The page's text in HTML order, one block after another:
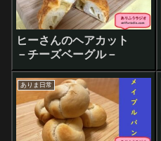
ヒーさんのヘアカット
－チーズベーグル－
ありま日常